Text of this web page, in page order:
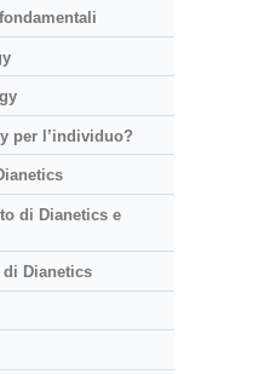
per l’individuo?
di Dianetics e
Dianetics